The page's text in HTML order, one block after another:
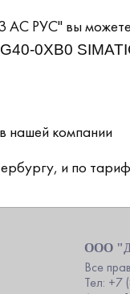
РУС" вы можете
0XB0
нашей компании
и по
ООО
Все
Тел: +7